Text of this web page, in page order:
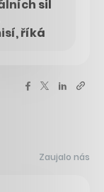
sil
říká
Zaujalo nás